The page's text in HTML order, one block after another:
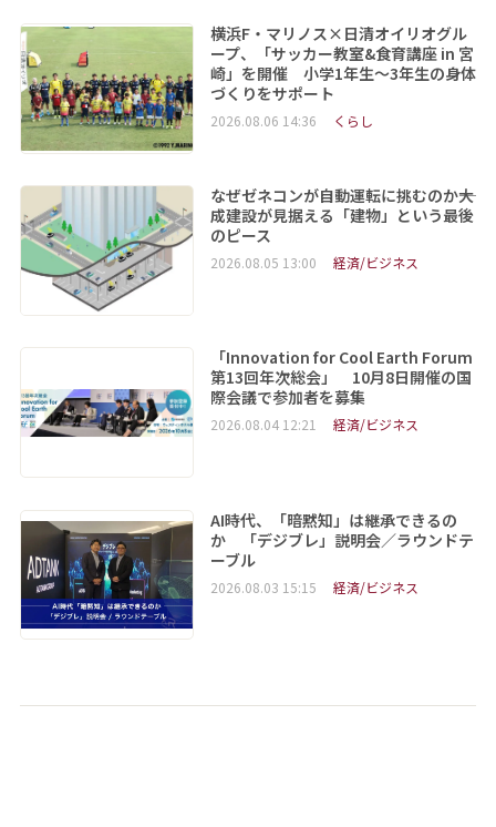
横浜F・マリノス×日清オイリオグル
ープ、「サッカー教室&食育講座 in 宮
崎」を開催 小学1年生～3年生の身体
づくりをサポート
2026.08.06 14:36 くらし
なぜゼネコンが自動運転に挑むのか――大
成建設が見据える「建物」という最後
のピース
2026.08.05 13:00 経済/ビジネス
「Innovation for Cool Earth Forum
第13回年次総会」 10月8日開催の国
際会議で参加者を募集
2026.08.04 12:21 経済/ビジネス
AI時代、「暗黙知」は継承できるの
か 「デジブレ」説明会／ラウンドテ
ーブル
2026.08.03 15:15 経済/ビジネス